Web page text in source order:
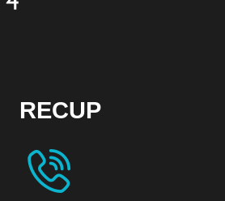
RECUP